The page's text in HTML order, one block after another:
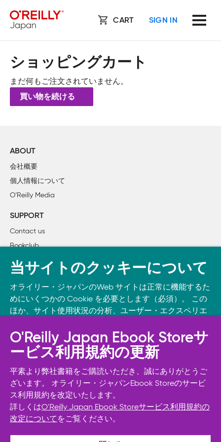
CART SIGN IN
ショッピングカート
まだ何もご注文されていません。
買い物を続ける
ABOUT
会社概要
個人情報について
O’Reilly Media
SUPPORT
Contact us
Bookclub
書籍注文
Take O’Reilly with you and learn anywhere, anytime on your
phone
and tablet.
© 2026, O’Reilly Japan, Inc. oreilly.co.jpに掲載されているすべて
当サイトのクッキーについて
オライリー・ジャパンのWeb サイトは正常に機能するた
めにいくつかの Cookie を必要とします（必須）。 この
ほか、サイト使用状況の分析、ユーザー・エクスペリエ
その他の Cookie を使用することがあります。 詳細につ
いては Cookie設定をご確認ください。
また、オライリー・ジャパンのプライバシーポリシーに
ついては 個人情報保護方針をご確認ください。
Cookie設定
必須Cookie以外を拒否する
O'Reilly Japan Ebook Storeサ
ービス利用規約の更新
平素より弊社書籍をご購読いただき、誠にありがとうご
ざいます。 オライリー・ジャパンEbook Storeのサービ
ス利用規約を改定いたします。
詳しくはO'Reilly Japan Ebook Storeサービス利用規約の
改定について をご覧ください。